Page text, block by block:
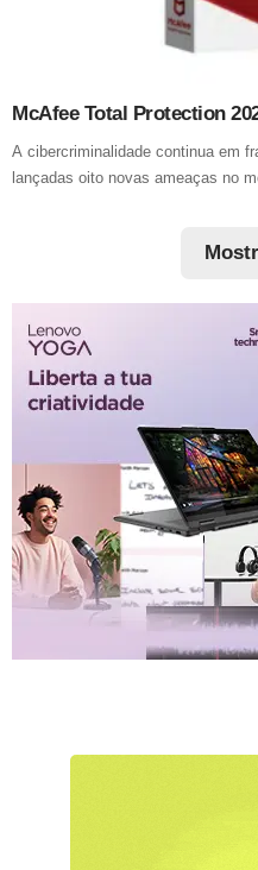
McAfee Total Protection
A cibercriminalidade continua em
lançadas oito novas ameaças no